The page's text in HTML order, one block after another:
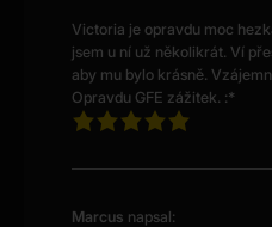
Victoria je opravdu moc
jsem u ní už několikrát. Ví
aby mu bylo krásně.
Opravdu GFE zážitek. :*
Marcus napsal: